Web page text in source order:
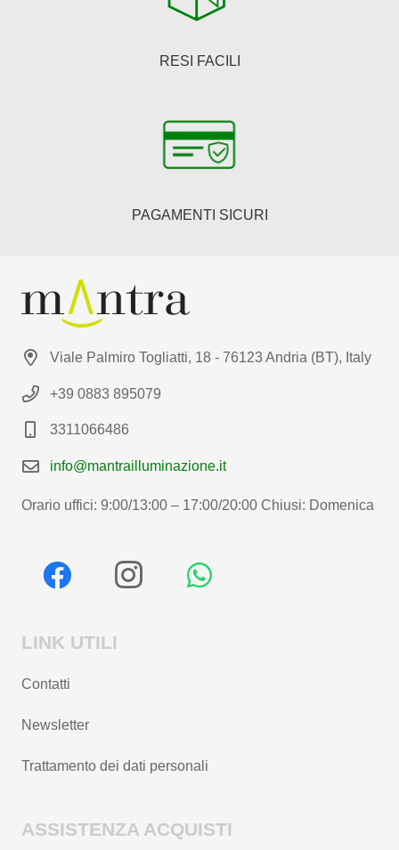
RESI FACILI
PAGAMENTI SICURI
Viale Palmiro Togliatti, 18 - 76123 Andria (BT), Italy
+39 0883 895079
3311066486
info@mantrailluminazione.it
Orario uffici: 9:00/13:00 – 17:00/20:00 Chiusi: Domenica
LINK UTILI
Contatti
Newsletter
Trattamento dei dati personali
ASSISTENZA ACQUISTI